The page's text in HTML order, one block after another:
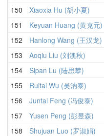
150
Xiaoxia Hu (胡小夏)
151
Keyuan Huang (黄克元)
152
Hanlong Wang (王汉龙)
153
Aoqiu Liu (刘澳秋)
154
Sipan Lu (陆思攀)
155
Ruitai Wu (吴汭泰)
156
Juntai Feng (冯俊泰)
157
Yusen Peng (彭昱森)
158
Shujuan Luo (罗淑娟)